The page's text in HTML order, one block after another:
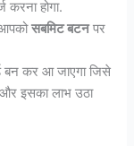
करना होगा.
आपकोसबमिट बटनपर
बन कर आ जाएगा जिसे
इसका लाभ उठा